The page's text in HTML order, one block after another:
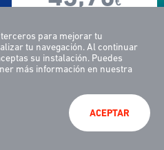
para mejorar tu
tu navegación. Al continuar
su instalación. Puedes
más información en nuestra
ACEPTAR